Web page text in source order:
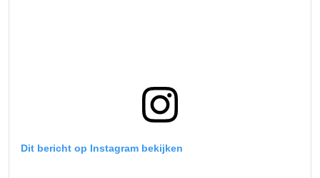
Dit bericht op Instagram bekijken